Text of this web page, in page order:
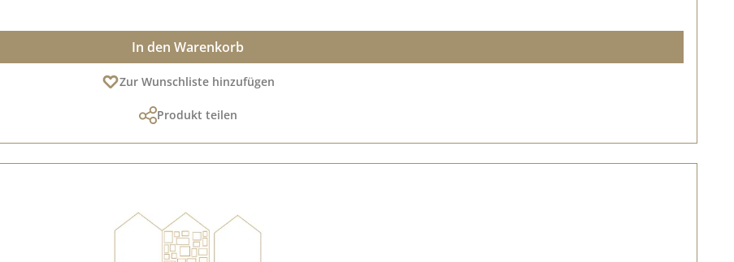
In den Warenkorb
Zur Wunschliste hinzufügen
Produkt teilen